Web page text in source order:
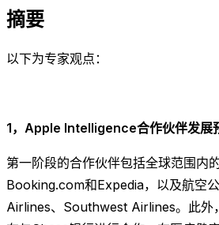
摘要
以下为专家观点：
1，Apple Intelligence合作伙伴发展
第一阶段的合作伙伴包括全球范围内
Booking.com和Expedia，以及航空
Airlines、Southwest Airlines。此外